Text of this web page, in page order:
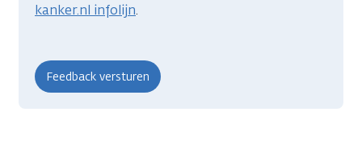
kanker.nl infolijn.